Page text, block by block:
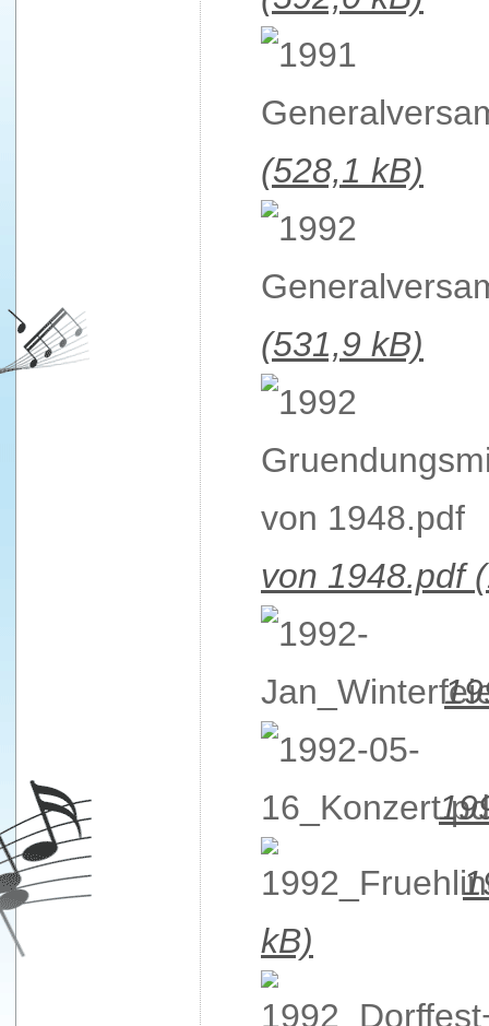
(528,1 kB)
(531,9 kB)
von 1948.pdf
kB)